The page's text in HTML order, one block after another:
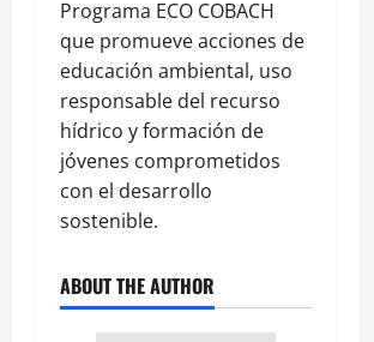
Programa ECO COBACH
que promueve acciones de
educación ambiental, uso
responsable del recurso
hídrico y formación de
jóvenes comprometidos
con el desarrollo
sostenible.
ABOUT THE AUTHOR